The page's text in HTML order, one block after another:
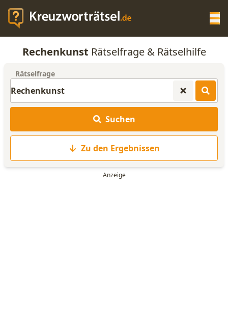
KREUZWORTRÄTSEL-HILFE
ANAGRAMM-GENERATOR
Rechenkunst Rätselfrage & Rätselhilfe
Rätselfrage
Suchen
Zu den Ergebnissen